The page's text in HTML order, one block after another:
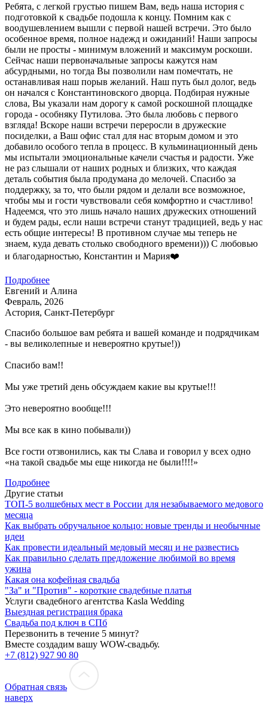
Ребята, с легкой грустью пишем Вам, ведь наша история с
подготовкой к свадьбе подошла к концу. Помним как с
воодушевлением вышли с первой нашей встречи. Это было
особенное время, полное надежд и ожиданий! Наши запросы
были не просты - минимум вложений и максимум роскоши.
Сейчас наши первоначальные запросы кажутся нам
абсурдными, но тогда Вы позволили нам помечтать, не
останавливая наш порыв желаний. Наш путь был долог, ведь
он начался с Константиновского дворца. Подбирая нужные
слова, Вы указали нам дорогу к самой роскошной площадке
города - особняку Путилова. Это была любовь с первого
взгляда! Вскоре наши встречи переросли в дружеские
посиделки, а Ваш офис стал для нас вторым домом и это
добавило особого тепла в процесс. В кульминационный день
мы испытали эмоциональные качели счастья и радости. Уже
не раз слышали от наших родных и близких, что каждая
деталь события была продумана до мелочей. Спасибо за
поддержку, за то, что были рядом и делали все возможное,
чтобы мы и гости чувствовали себя комфортно и счастливо!
Надеемся, что это лишь начало наших дружеских отношений
и будем рады, если наши встречи станут традицией, ведь у нас
есть общие интересы! В противном случае мы теперь не
знаем, куда девать столько свободного времени))) С любовью
и благодарностью, Константин и Мария❤️
Подробнее
Евгений и Алина
Февраль, 2026
Астория, Санкт-Петербург
Спасибо большое вам ребята и вашей команде и подрядчикам
- вы великолепные и невероятно крутые!))
Спасибо вам!!
Мы уже третий день обсуждаем какие вы крутые!!!
Это невероятно вообще!!!
Мы все как в кино побывали))
Все гости отзвонились, как ты Слава и говорил у всех одно
«на такой свадьбе мы еще никогда не были!!!!»
Подробнее
Другие статьи
ТОП-5 волшебных мест в России для незабываемого медового
месяца
Как выбрать обручальное кольцо: новые тренды и необычные
идеи
Как провести идеальный медовый месяц и не развестись
Как правильно сделать предложение любимой во время
ужина
Какая она кофейная свадьба
"За" и "Против" - короткие свадебные платья
Услуги свадебного агентства Kasla Wedding
Выездная регистрация брака
Свадьба под ключ в СПб
Перезвонить в течение 5 минут?
Вместе создадим вашу WOW-свадьбу.
+7 (812) 927 90 80
Обратная связь
наверх